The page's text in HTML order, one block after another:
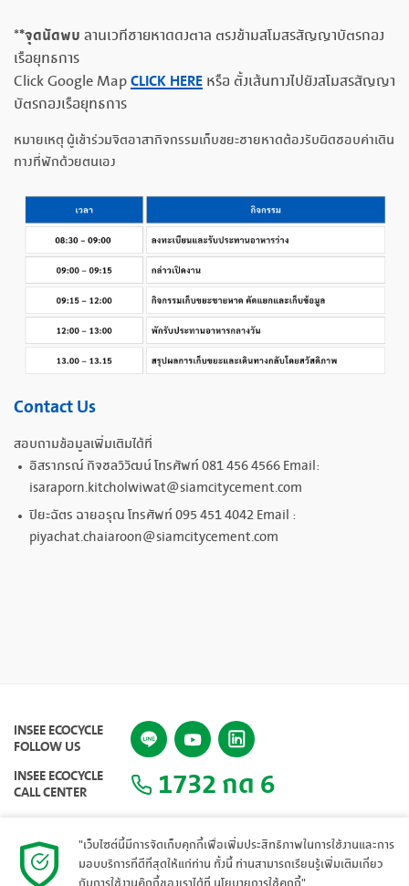
**จุดนัดพบ ลานเวทีชายหาดดงตาล ตรงข้ามสโมสรสัญญาบัตรกอง
เรือยุทธการ
Click Google MapCLICK HERE หรือ ตั้งเส้นทางไปยังสโมสรสัญญา
บัตรกองเรือยุทธการ
หมายเหตุ ผู้เข้าร่วมจิตอาสากิจกรรมเก็บขยะชายหาดต้องรับผิดชอบค่าเดิน
ทางที่พักด้วยตนเอง
Contact Us
สอบถามข้อมูลเพิ่มเติมได้ที่
อิสราภรณ์ กิจชลวิวัฒน์ โทรศัพท์ 081 456 4566 Email:
isaraporn.kitcholwiwat@siamcitycement.com
ปิยะฉัตร ฉายอรุณ โทรศัพท์ 095 451 4042 Email :
piyachat.chaiaroon@siamcitycement.com
INSEE ECOCYCLE
FOLLOW US
INSEE ECOCYCLE
CALL CENTER 1732 กด 6
"เว็บไซต์นี้มีการจัดเก็บคุกกี้เพื่อเพิ่มประสิทธิภาพในการใช้งานและการ
มอบบริการที่ดีที่สุดให้แก่ท่าน ทั้งนี้ ท่านสามารถเรียนรู้เพิ่มเติมเกี่ยว
แผนผังเว็บไซต์